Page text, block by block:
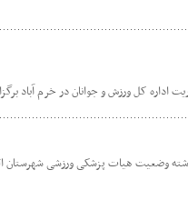
اداره کل ورزش و جوانان در خرم آباد
وضعیت هیات پزشکی ورزشی شهرستان